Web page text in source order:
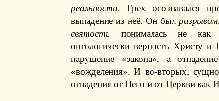
реальности. Грех осознавался
выпадение из неё. Он был
святость понималась не как
онтологически верность Христу
нарушение «закона», а
«вожделения». И во-вторых,
отпадения от Него и от Церкви как